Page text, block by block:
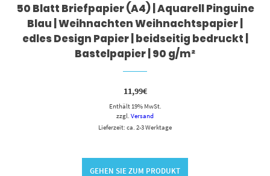
50 Blatt Briefpapier (A4) | Aquarell Pinguine
Blau | Weihnachten Weihnachtspapier |
edles Design Papier | beidseitig bedruckt |
Bastelpapier | 90 g/m²
11,99€
Enthält 19% MwSt.
zzgl. Versand
Lieferzeit: ca. 2-3 Werktage
GEHEN SIE ZUM PRODUKT